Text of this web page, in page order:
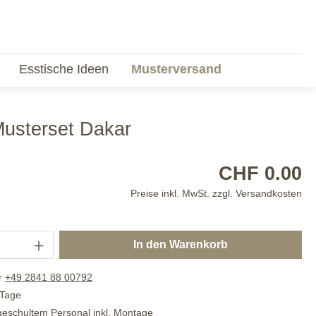
Esstische Ideen Musterversand
Dakar
CHF 0.00
Preise inkl. MwSt. zzgl. Versandkosten
In den Warenkorb
+49 2841 88 00792
Personal inkl. Montage